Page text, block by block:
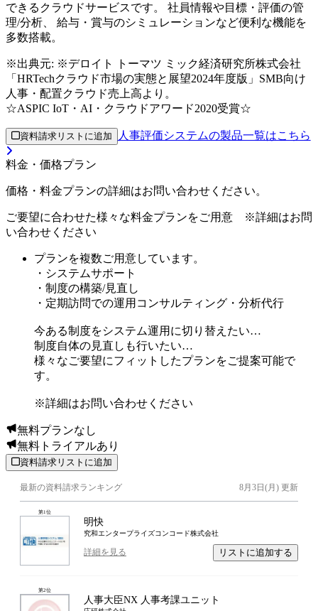
できるクラウドサービスです。 社員情報や目標・評価の管
理/分析、 給与・賞与のシミュレーションなど便利な機能を
多数搭載。
※出典元: ※デロイト トーマツ ミック経済研究所株式会社
「HRTechクラウド市場の実態と展望2024年度版」SMB向け
人事・配置クラウド売上高より。
☆ASPIC IoT・AI・クラウドアワード2020受賞☆
資料請求リストに追加 人事評価システムの製品一覧はこちら
料金・価格プラン
価格・料金プランの詳細はお問い合わせください。
ご要望に合わせた様々な料金プランをご用意 ※詳細はお問
い合わせください
プランを複数ご用意しています。
・システムサポート
・制度の構築/見直し
・定期訪問での運用コンサルティング・分析代行
今ある制度をシステム運用に切り替えたい…
制度自体の見直しも行いたい…
様々なご要望にフィットしたプランをご提案可能で
す。
※詳細はお問い合わせください
無料プランなし
無料トライアルあり
資料請求リストに追加
最新の資料請求ランキング 8月3日(月) 更新
第1位
明快
究和エンタープライズコンコード株式会社
詳細を見る リストに追加する
第2位
人事大臣NX 人事考課ユニット